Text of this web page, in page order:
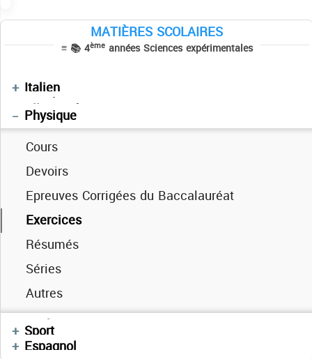
MATIÈRES SCOLAIRES
≡ 📚 4èmeannées Sciences expérimentales
Français
Devoirs
Italien
Devoirs
فلسفة
Devoirs
Allemand
Manuels Scolaires
Informatique
Sujets BAC PRATIQUE
Mathématiques
Résumés
Séries
Physique
Cours
Devoirs
Epreuves Corrigées du Baccalauréat
Exercices
Résumés
Séries
Autres
Anglais
Cours
Devoirs
Sport
Enchainement
العربية
Cours
Devoirs
Vidéos
Sciences SVT
Cours
Devoirs
Exercices
Videos
Espagnol
Cours